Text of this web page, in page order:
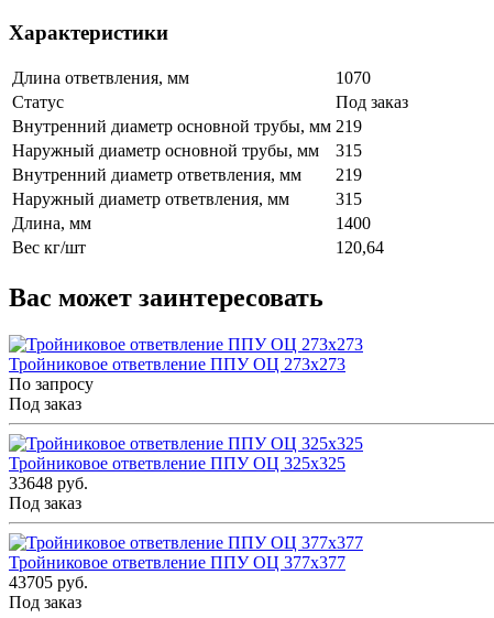
Характеристики
Длина ответвления, мм
1070
Статус
Под заказ
Внутренний диаметр основной трубы, мм 219
Наружный диаметр основной трубы, мм
315
Внутренний диаметр ответвления, мм
219
Наружный диаметр ответвления, мм
315
Длина, мм
1400
Вес кг/шт
120,64
Вас может заинтересовать
Тройниковое ответвление ППУ ОЦ 273x273
По запросу
Под заказ
Тройниковое ответвление ППУ ОЦ 325x325
33648 руб.
Под заказ
Тройниковое ответвление ППУ ОЦ 377x377
43705 руб.
Под заказ